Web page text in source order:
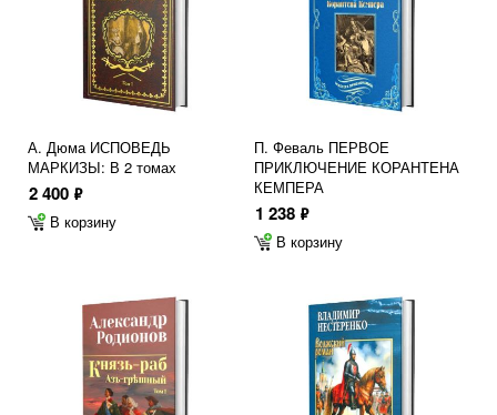
А. Дюма ИСПОВЕДЬ
МАРКИЗЫ: В 2 томах
2 400 ф
В корзину
П. Феваль ПЕРВОЕ
ПРИКЛЮЧЕНИЕ КОРАНТЕНА
КЕМПЕРА
1 238 ф
В корзину